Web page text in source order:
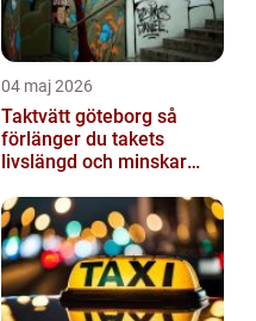
04 maj 2026
Taktvätt göteborg så
förlänger du takets
livslängd och minskar